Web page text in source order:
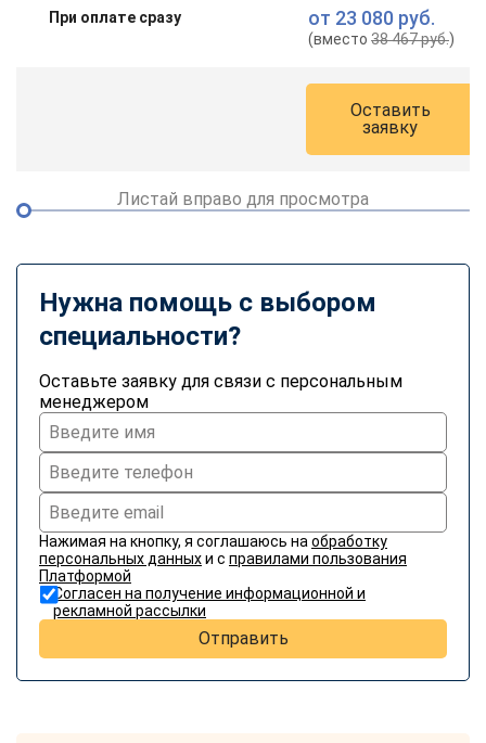
При оплате сразу от 23 080 руб.
(вместо38 467 руб.)
Оставить
заявку
Листай вправо для просмотра
Нужна помощь с выбором
специальности?
Оставьте заявку для связи с персональным
менеджером
Нажимая на кнопку, я соглашаюсь на обработку
персональных данныхи с правилами пользования
Платформой
Согласен на получение информационной и
рекламной рассылки
Отправить